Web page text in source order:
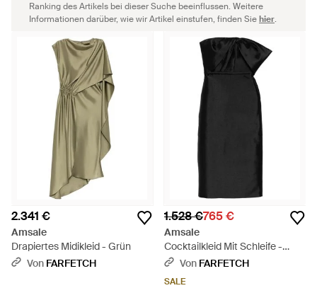
Ranking des Artikels bei dieser Suche beeinflussen. Weitere
Informationen darüber, wie wir Artikel einstufen, finden Siehier.
2.341 €
Amsale
Drapiertes Midikleid - Grün
Von FARFETCH
1.528 €765 €
Amsale
Cocktailkleid Mit Schleife -
Schwarz
Von FARFETCH
SALE